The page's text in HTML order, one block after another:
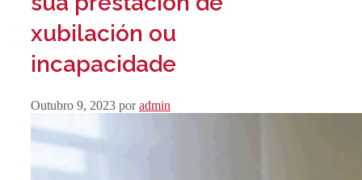
xubilación ou
incapacidade
Outubro 9, 2023 poradmin